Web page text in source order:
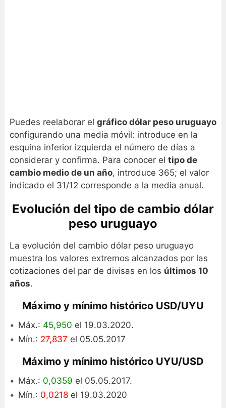
Puedes reelaborar el gráfico dólar peso uruguayo
configurando una media móvil: introduce en la
esquina inferior izquierda el número de días a
considerar y confirma. Para conocer el tipo de
cambio medio de un año, introduce 365; el valor
indicado el 31/12 corresponde a la media anual.
Evolución del tipo de cambio dólar
peso uruguayo
La evolución del cambio dólar peso uruguayo
muestra los valores extremos alcanzados por las
cotizaciones del par de divisas en los últimos 10
años.
Máximo y mínimo histórico USD/UYU
Máx.: 45,950 el 19.03.2020.
Mín.: 27,837 el 05.05.2017
Máximo y mínimo histórico UYU/USD
Máx.: 0,0359 el 05.05.2017.
Mín.: 0,0218el 19.03.2020